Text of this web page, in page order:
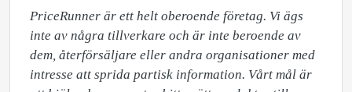
PriceRunner är ett helt oberoende företag. Vi ägs
inte av några tillverkare och är inte beroende av
dem, återförsäljare eller andra organisationer med
intresse att sprida partisk information. Vårt mål är